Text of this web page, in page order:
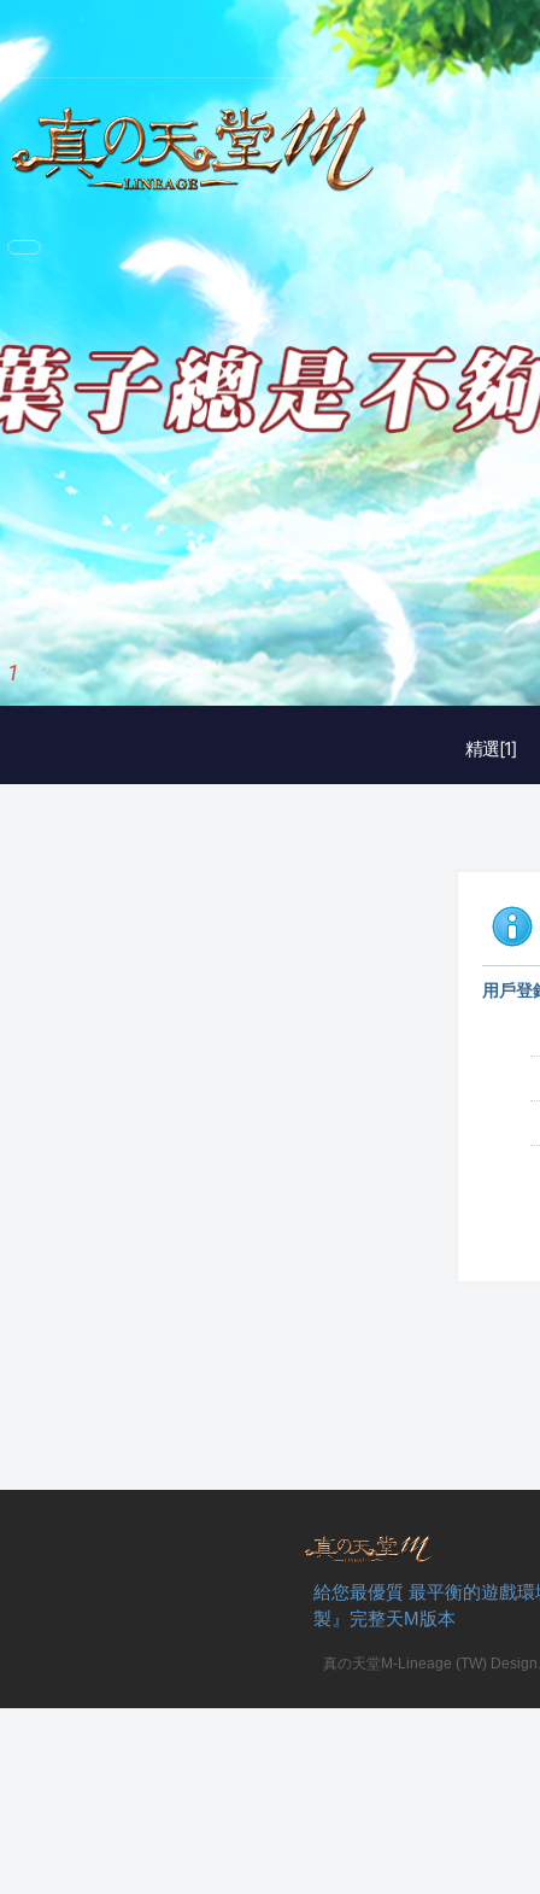
精選[1]
2 / 3
用戶登
給您最優質 最平衡的遊戲
製』完整天M版本
真の天堂M-Lineage (TW)